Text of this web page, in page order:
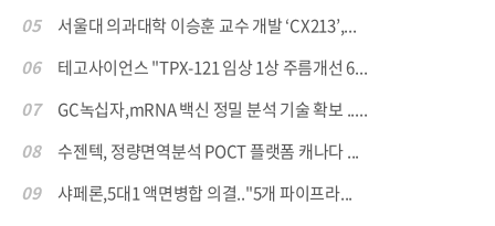
05
서울대 의과대학 이승훈 교수 개발 ‘CX213’,...
06
테고사이언스 "TPX-121 임상 1상 주름개선 6...
07
GC녹십자,mRNA 백신 정밀 분석 기술 확보 .....
08
수젠텍, 정량면역분석 POCT 플랫폼 캐나다 ...
09
샤페론,5대1 액면병합 의결.."5개 파이프라...